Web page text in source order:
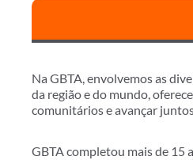
Na GBTA, envolvemos as
da região e do mundo,
comunitários e avançar
GBTA completou mais de 15